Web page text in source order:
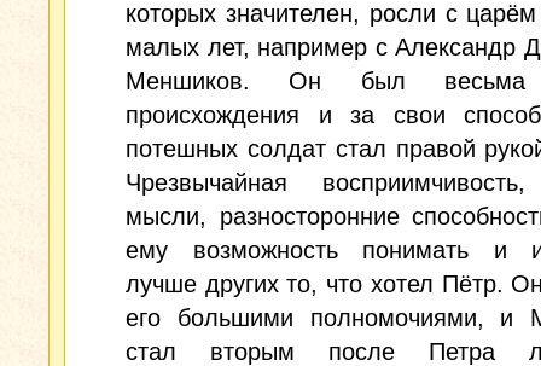
которых значителен, росли с
малых лет, например с Александр
Меншиков. Он был весьма
происхождения и за свои
потешных солдат стал правой
Чрезвычайная
мысли, разносторонние
ему возможность понимать и
лучше других то, что хотел Пётр.
его большими полномочиями, и
стал вторым после Петра